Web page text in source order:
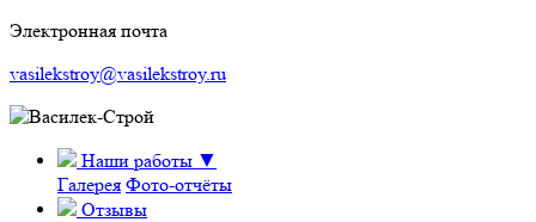
Электронная почта
vasilekstroy@vasilekstroy.ru
Наши работы ▼
Галерея Фото-отчёты
Отзывы